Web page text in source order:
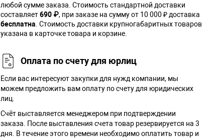
любой сумме заказа. Cтоимость стандартной доставки
составляет690 ₽, при заказе на сумму от 10 000 ₽ доставка
бесплатна . Стоимость доставки крупногабаритных товаров
указана в карточке товара и корзине.
Оплата по счету для юрлиц
Если вас интересуют закупки для нужд компании, мы
можем предложить вам оплату по счету для юридических
лиц.
Счёт выставляется менеджером при подтверждении
заказа. После выставления счета товар резервируется на 3
дня. В течение этого времени необходимо оплатить товар и